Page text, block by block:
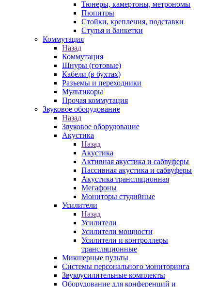
Тюнеры, камертоны, метрономы
Пюпитры
Стойки, крепления, подставки
Стулья и банкетки
Коммутация
Назад
Коммутация
Шнуры (готовые)
Кабели (в бухтах)
Разъемы и переходники
Мультикоры
Прочая коммутация
Звуковое оборудование
Назад
Звуковое оборудование
Акустика
Назад
Акустика
Активная акустика и сабвуферы
Пассивная акустика и сабвуферы
Акустика трансляционная
Мегафоны
Мониторы студийные
Усилители
Назад
Усилители
Усилители мощности
Усилители и контроллеры
трансляционные
Микшерные пульты
Системы персонального мониторинга
Звукоусилительные комплекты
Оборудование для конференций и